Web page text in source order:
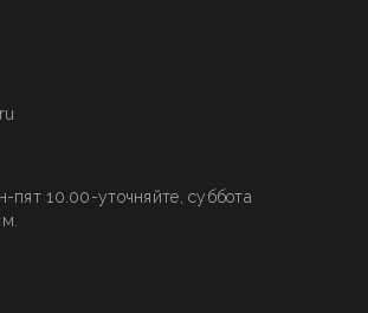
10.00-уточняйте, суббота